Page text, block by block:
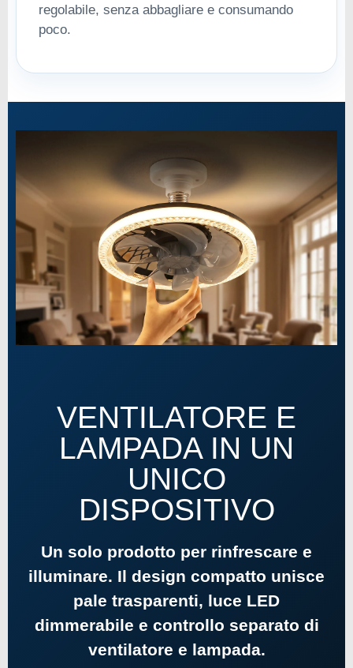
regolabile, senza abbagliare e consumando
poco.
VENTILATORE E
LAMPADA IN UN
UNICO
DISPOSITIVO
Un solo prodotto per rinfrescare e
illuminare. Il design compatto unisce
pale trasparenti, luce LED
dimmerabile e controllo separato di
ventilatore e lampada.